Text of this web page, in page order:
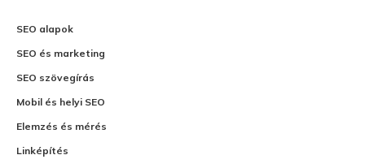
SEO alapok
SEO és marketing
SEO szövegírás
Mobil és helyi SEO
Elemzés és mérés
Linképítés